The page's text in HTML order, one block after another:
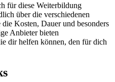
für diese Weiterbildung
über die verschiedenen
Kosten, Dauer und besonders
Anbieter bieten
dir helfen können, den für dich